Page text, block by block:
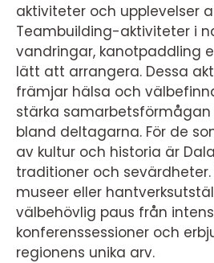
aktiviteter och upplevelser
Teambuilding-aktiviteter i
vandringar, kanotpaddling
lätt att arrangera. Dessa
främjar hälsa och
stärka
bland deltagarna. För de
av kultur och historia är
traditioner och sevärdheter.
museer eller
välbehövlig paus från
konferenssessioner och
regionens unika arv.